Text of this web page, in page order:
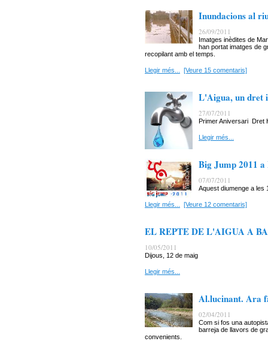
Inundacions al
26/09/2011
Imatges inèdites de
han portat imatges de
recopilant amb el temps.
Llegir més... [Veure 15 comentaris]
L'Aigua, un dret
27/07/2011
Primer Aniversari Dret
Llegir més...
Big Jump 2011
07/07/2011
Aquest diumenge a les
Llegir més... [Veure 12 comentaris]
EL REPTE DE L'AIGUA A
10/05/2011
Dijous, 12 de maig
Llegir més...
Al.lucinant. Ara
02/04/2011
Com si fos una
barreja de llavors de
convenients.